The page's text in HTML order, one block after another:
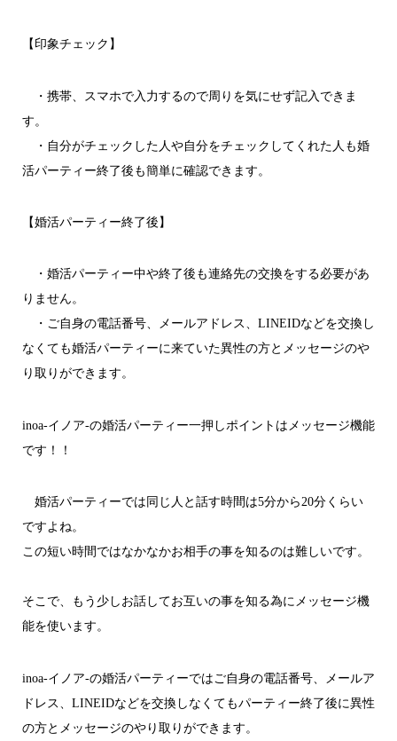
【印象チェック】
・携帯、スマホで入力するので周りを気にせず記入できま
す。
・自分がチェックした人や自分をチェックしてくれた人も婚
活パーティー終了後も簡単に確認できます。
【婚活パーティー終了後】
・婚活パーティー中や終了後も連絡先の交換をする必要があ
りません。
・ご自身の電話番号、メールアドレス、LINEIDなどを交換し
なくても婚活パーティーに来ていた異性の方とメッセージのや
り取りができます。
inoa-イノア-の婚活パーティー一押しポイントはメッセージ機能
です！！
婚活パーティーでは同じ人と話す時間は5分から20分くらい
ですよね。
この短い時間ではなかなかお相手の事を知るのは難しいです。
そこで、もう少しお話してお互いの事を知る為にメッセージ機
能を使います。
inoa-イノア-の婚活パーティーではご自身の電話番号、メールア
ドレス、LINEIDなどを交換しなくてもパーティー終了後に異性
の方とメッセージのやり取りができます。